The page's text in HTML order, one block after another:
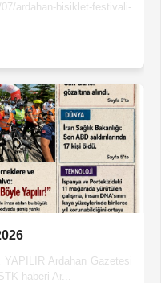
ardahan-bisiklet-festivali-
Ardahan Gazetesi
haberi Ar...